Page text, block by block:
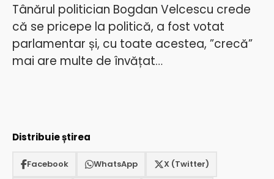
Tânărul politician Bogdan Velcescu crede
că se pricepe la politică, a fost votat
parlamentar și, cu toate acestea, ”crecă”
mai are multe de învățat…
Distribuie știrea
Facebook WhatsApp X (Twitter)